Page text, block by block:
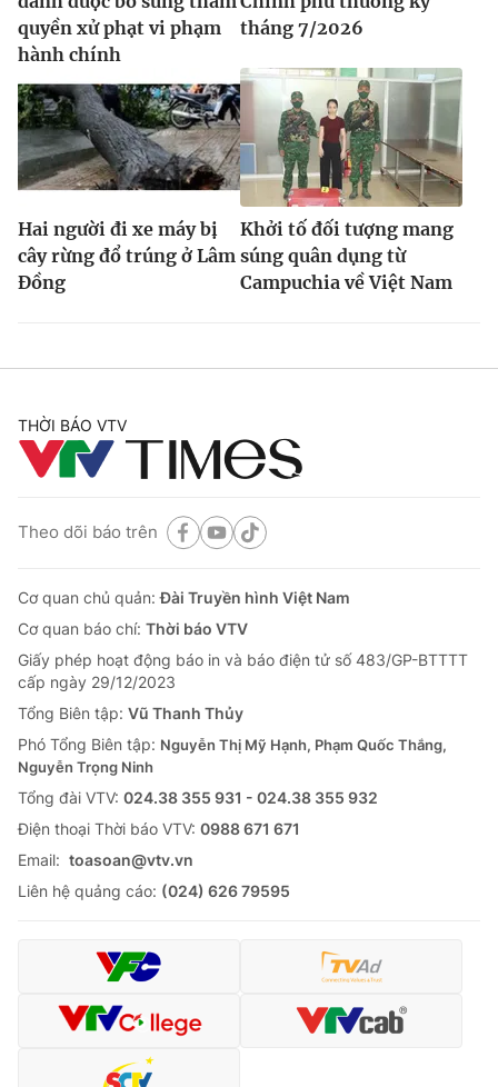
quyền xử phạt vi phạm
hành chính
tháng 7/2026
Hai người đi xe máy bị
cây rừng đổ trúng ở Lâm
Đồng
Khởi tố đối tượng mang
súng quân dụng từ
Campuchia về Việt Nam
THỜI BÁO VTV
Theo dõi báo trên
Cơ quan chủ quản:Đài Truyền hình Việt Nam
Cơ quan báo chí: Thời báo VTV
Giấy phép hoạt động báo in và báo điện tử số 483/GP-BTTTT
cấp ngày 29/12/2023
Tổng Biên tập: Vũ Thanh Thủy
Phó Tổng Biên tập: Nguyễn Thị Mỹ Hạnh, Phạm Quốc Thắng,
Nguyễn Trọng Ninh
Tổng đài VTV: 024.38 355 931 - 024.38 355 932
Ðiện thoại Thời báo VTV: 0988 671 671
Email: toasoan@vtv.vn
Liên hệ quảng cáo: (024) 626 79595